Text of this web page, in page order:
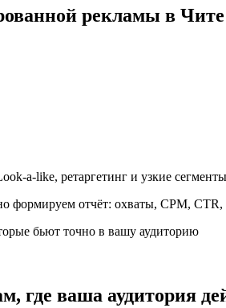
рекламы в Чите
a-like, ретаргетинг и узкие сегменты
формируем отчёт: охваты, CPM,
бьют точно в вашу аудиторию
где ваша аудитория